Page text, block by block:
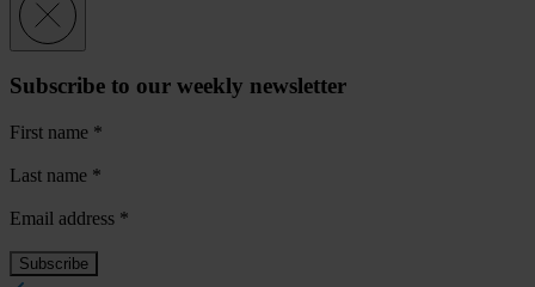
Subscribe to our weekly newsletter
First name *
Last name *
Email address *